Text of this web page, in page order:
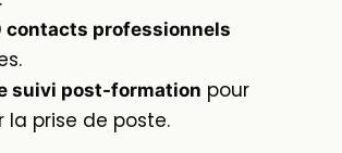
professionnels
suivi post-formation pour
la prise de poste.